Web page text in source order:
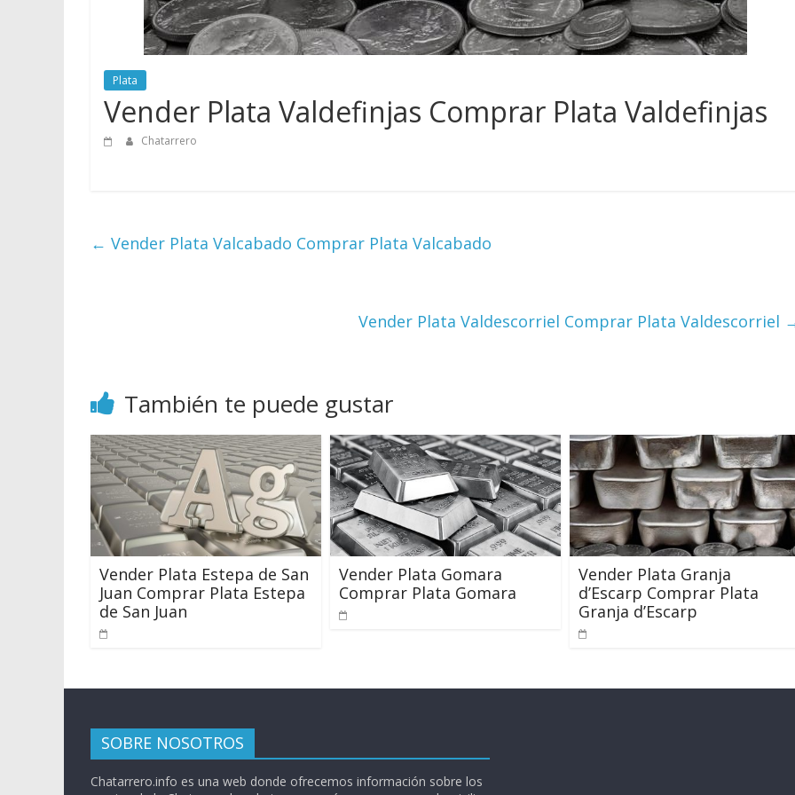
Plata
Vender Plata Valdefinjas Comprar Plata Valdefinjas
Chatarrero
← Vender Plata Valcabado Comprar Plata Valcabado
Vender Plata Valdescorriel Comprar Plata Valdescorriel
También te puede gustar
Vender Plata Estepa de San
Juan Comprar Plata Estepa
de San Juan
Vender Plata Gomara
Comprar Plata Gomara
Vender Plata Granja
d’Escarp Comprar Plata
Granja d’Escarp
SOBRE NOSOTROS
Chatarrero.info es una web donde ofrecemos información sobre los